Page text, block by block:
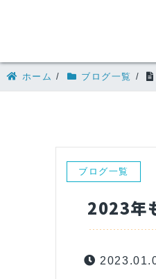
ホーム / ブログ一覧 /
ブログ一覧
2023年